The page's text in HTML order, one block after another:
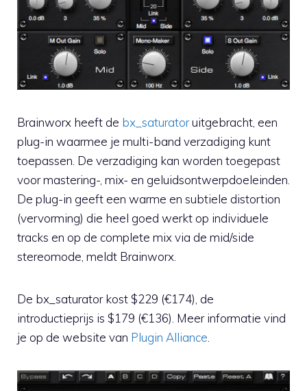
Brainworx heeft de bx_saturatoruitgebracht, een
plug-in waarmee je multi-band verzadiging kunt
toepassen. De verzadiging kan worden toegepast
voor mastering-, mix- en geluidsontwerpdoeleinden.
De plug-in geeft een warme en subtiele distortion
(vervorming) die heel goed werkt op individuele
tracks en op de complete mix via de mid/side
stereomode, meldt Brainworx.
De bx_saturator kost $229 (€174), de
introductieprijs is $179 (€136). Meer informatie vind
je op de website van Plugin Alliance.